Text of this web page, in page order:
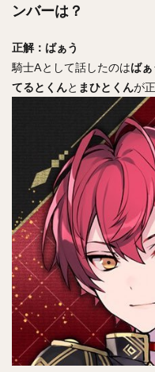
ンバーは？
正解：ばぁう
騎士Aとして話したのはば
てるとくんと まひとくんが